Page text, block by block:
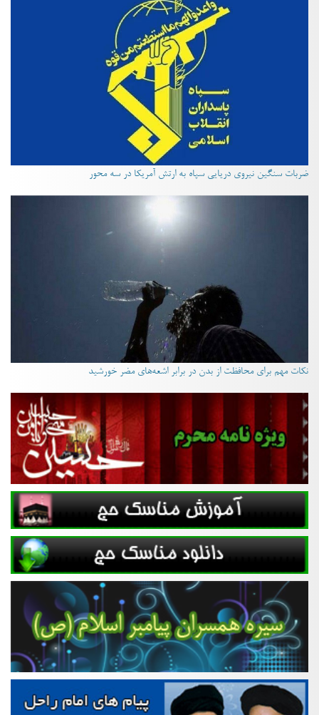
ضربات سنگین نیروی دریایی سپاه به ارتش آمریکا در سه محور
نکات مهم برای محافظت از بدن در برابر اشعه‌های مضر خورشید